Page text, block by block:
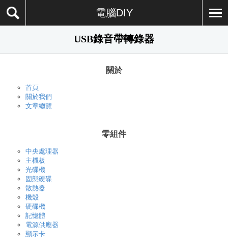
電腦DIY
USB錄音帶轉錄器
關於
首頁
關於我們
文章總覽
零組件
中央處理器
主機板
光碟機
固態硬碟
散熱器
機殼
硬碟機
記憶體
電源供應器
顯示卡